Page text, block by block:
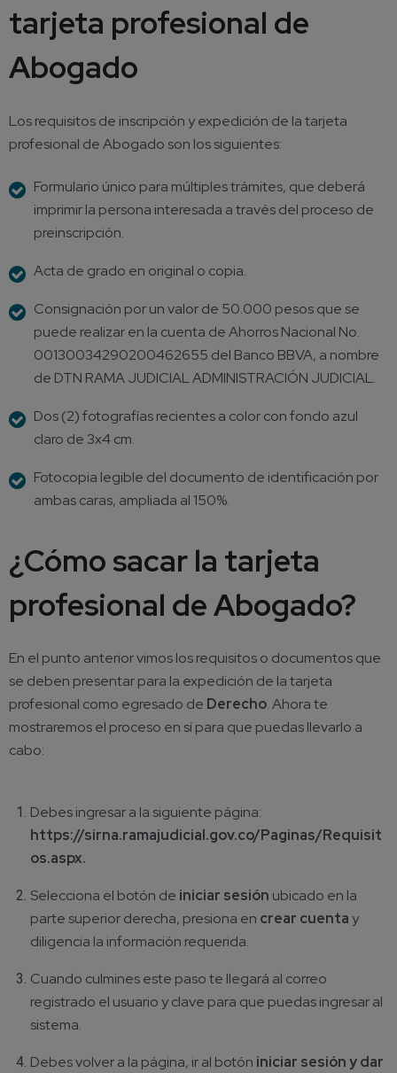
tarjeta profesional de
Abogado
Los requisitos de inscripción y expedición de latarjeta
profesional de Abogado son los siguientes:
Formulario único para múltiples trámites, que deberá
imprimir la persona interesada a través del proceso de
preinscripción.
Acta de grado en original o copia.
Consignación por unvalor de 50.000 pesos que se
puede realizar en la cuenta de Ahorros Nacional No.
00130034290200462655 del Banco BBVA, a nombre
de DTN RAMA JUDICIAL ADMINISTRACIÓN JUDICIAL.
Dos (2) fotografías recientes a color con fondo azul
claro de 3x4 cm.
Fotocopia legible del documento de identificación por
ambas caras, ampliada al 150%.
¿Cómo sacar la tarjeta
profesional de Abogado?
En el punto anterior vimos los requisitos o documentos que
se deben presentar para la expedición de la tarjeta
profesional como egresado de Derecho. Ahora te
mostraremos el proceso en sí para que puedas llevarlo a
cabo:
Debes ingresar a la siguiente página:
https://sirna.ramajudicial.gov.co/Paginas/Requisit
os.aspx.
Selecciona el botón de iniciar sesión ubicado en la
parte superior derecha, presiona en crear cuentay
diligencia la información requerida.
Cuando culmines este paso te llegará al correo
registrado el usuario y clave para que puedas ingresar al
sistema.
Debes volver a la página, ir al botón iniciar sesión y dar